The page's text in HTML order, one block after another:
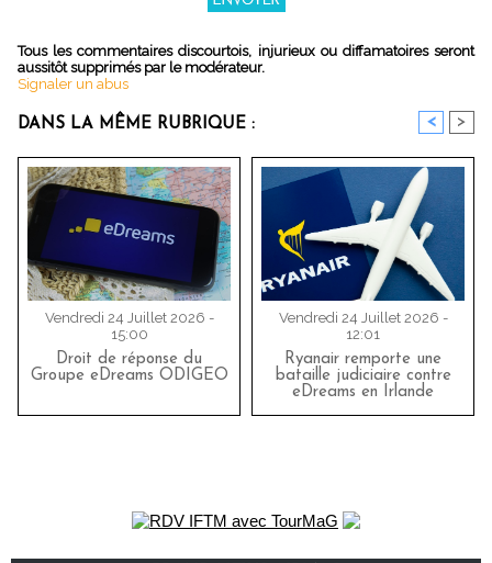
Tous les commentaires discourtois, injurieux ou diffamatoires seront
aussitôt supprimés par le modérateur.
Signaler un abus
DANS LA MÊME RUBRIQUE : < >
Vendredi 24 Juillet 2026 -
15:00
Droit de réponse du
Groupe eDreams ODIGEO
Vendredi 24 Juillet 2026 -
12:01
Ryanair remporte une
bataille judiciaire contre
eDreams en Irlande